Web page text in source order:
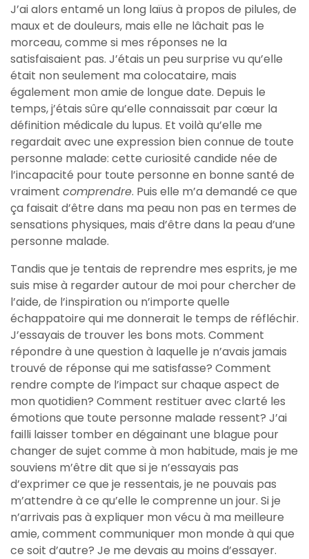
J’ai alors entamé un long laïus à propos de pilules, de
maux et de douleurs, mais elle ne lâchait pas le
morceau, comme si mes réponses ne la
satisfaisaient pas. J’étais un peu surprise vu qu’elle
était non seulement ma colocataire, mais
également mon amie de longue date. Depuis le
temps, j’étais sûre qu’elle connaissait par cœur la
définition médicale du lupus. Et voilà qu’elle me
regardait avec une expression bien connue de toute
personne malade: cette curiosité candide née de
l’incapacité pour toute personne en bonne santé de
vraiment comprendre. Puis elle m’a demandé ce que
ça faisait d’être dans ma peau non pas en termes de
sensations physiques, mais d’être dans la peau d’une
personne malade.
Tandis que je tentais de reprendre mes esprits, je me
suis mise à regarder autour de moi pour chercher de
l’aide, de l’inspiration ou n’importe quelle
échappatoire qui me donnerait le temps de réfléchir.
J’essayais de trouver les bons mots. Comment
répondre à une question à laquelle je n’avais jamais
trouvé de réponse qui me satisfasse? Comment
rendre compte de l’impact sur chaque aspect de
mon quotidien? Comment restituer avec clarté les
émotions que toute personne malade ressent? J’ai
failli laisser tomber en dégainant une blague pour
changer de sujet comme à mon habitude, mais je me
souviens m’être dit que si je n’essayais pas
d’exprimer ce que je ressentais, je ne pouvais pas
m’attendre à ce qu’elle le comprenne un jour. Si je
n’arrivais pas à expliquer mon vécu à ma meilleure
amie, comment communiquer mon monde à qui que
ce soit d’autre? Je me devais au moins d’essayer.